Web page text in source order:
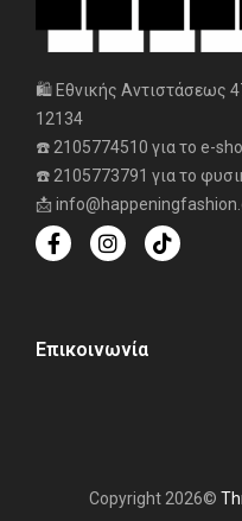
🛍️ Εθνικής Αντιστάσεως
12134
☎️ 2105774510 για το e-
☎️ 2105773791 για το
📩
Επικοινωνία
Copyright 2026©